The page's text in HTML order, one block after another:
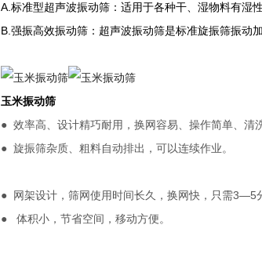
A.标准型超声波振动筛：适用于各种干、湿物料有湿
B.强振高效振动筛：超声波振动筛是标准旋振筛振动
玉米振动筛
● 效率高、设计精巧耐用，换网容易、操作简单、清
● 旋振筛杂质、粗料自动排出，可以连续作业。
● 网架设计，筛网使用时间长久，换网快，只需3—5
●
体积小，节省空间，移动方便。